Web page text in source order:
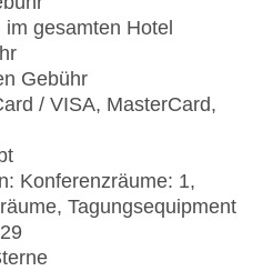
gesamten Hotel
Gebühr
/ VISA, MasterCard,
Konferenzräume: 1,
Tagungsequipment